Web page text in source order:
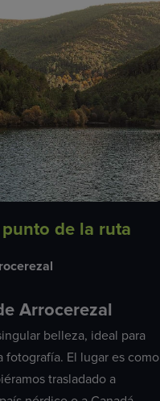
de la ruta
Arrocerezal
belleza, ideal para
fotografía. El lugar es como
trasladado a